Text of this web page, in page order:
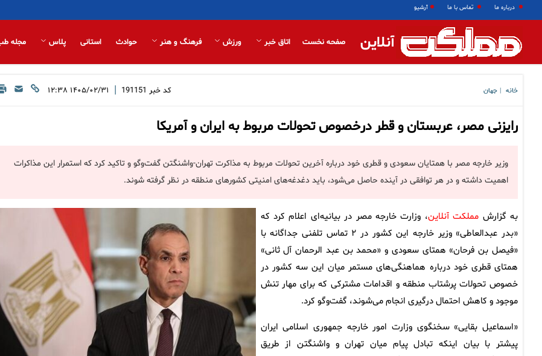
درباره ما تماس با ما آرشیو
آنلاین صفحه نخست اتاق خبر ورزش فرهنگ و هنر حوادث استانی پلاس مجله
خانه جهان کد خبر 191151
| ۱۴۰۵/۰۲/۳۱ ۱۲:۳۸
رایزنی مصر، عربستان و قطر درخصوص تحولات مربوط به ایران و آمریکا
وزیر خارجه مصر با همتایان سعودی و قطری خود درباره آخرین تحولات مربوط به مذاکرت تهران-واشنگتن گفت‌وگو و تاکید کرد که استمرار این مذاکرات
اهمیت داشته و در هر توافقی در آینده حاصل می‌شود، باید دغدغه‌های امنیتی کشورهای منطقه در نظر گرفته شوند.
به گزارش مملکت آنلاین، وزارت خارجه مصر در بیانیه‌ای اعلام کرد که
«بدر عبدالعاطی» وزیر خارجه این کشور در ۲ تماس تلفنی جداگانه با
«فیصل بن فرحان» همتای سعودی و «محمد بن عبد الرحمان آل ثانی»
همتای قطری خود درباره هماهنگی‌های مستمر میان این سه کشور در
خصوص تحولات پرشتاب منطقه و اقدامات مشترکی که برای مهار تنش
موجود و کاهش احتمال درگیری انجام می‌شوند، گفت‌وگو کرد.
«اسماعیل بقایی» سخنگوی وزارت امور خارجه جمهوری اسلامی ایران
پیشتر با بیان اینکه تبادل پیام میان تهران و واشنگتن از طریق